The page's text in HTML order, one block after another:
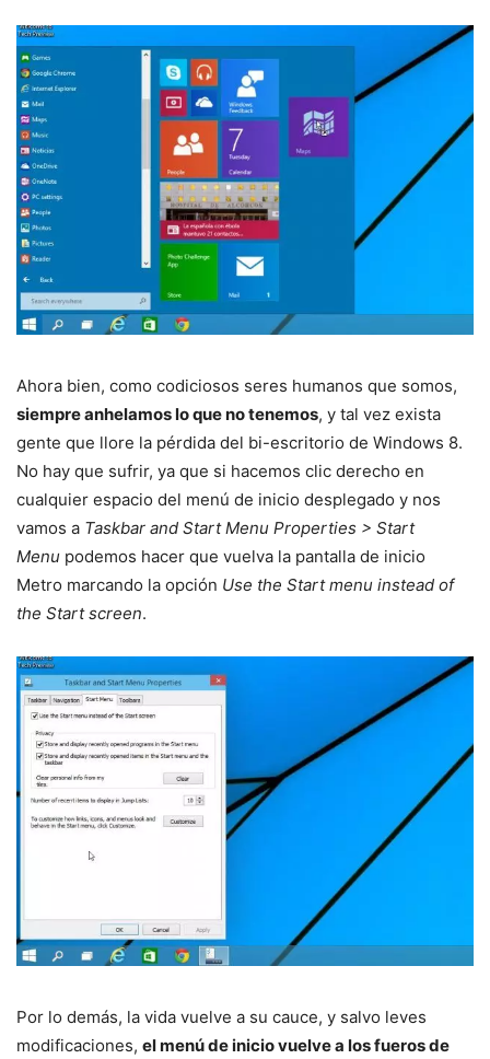
Ahora bien, como codiciosos seres humanos que somos,
siempre anhelamos lo que no tenemos, y tal vez exista
gente que llore la pérdida del bi-escritorio de Windows 8.
No hay que sufrir, ya que si hacemos clic derecho en
cualquier espacio del menú de inicio desplegado y nos
vamos a Taskbar and Start Menu Properties > Start
Menu podemos hacer que vuelva la pantalla de inicio
Metro marcando la opción Use the Start menu instead of
the Start screen.
Por lo demás, la vida vuelve a su cauce, y salvo leves
modificaciones, el menú de inicio vuelve a los fueros de